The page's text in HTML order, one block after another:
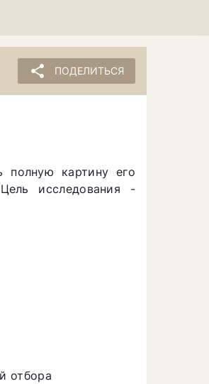
share ПОДЕЛИТЬСЯ
полную картину его
исследования -
отбора